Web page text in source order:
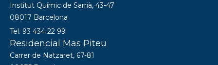
Institut Químic de Sarrià, 43-47
08017 Barcelona
Tel. 93 434 22 99
Residencial Mas Piteu
Carrer de Natzaret, 67-81